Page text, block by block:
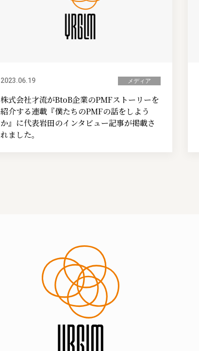
2023.06.19 メディア
株式会社才流がBtoB企業のPMFストーリーを
紹介する連載『僕たちのPMFの話をしよう
か』に代表岩田のインタビュー記事が掲載さ
れました。